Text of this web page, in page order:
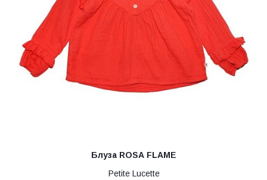
Блуза ROSA FLAME
Petite Lucette